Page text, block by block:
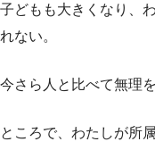
子どもも大きくなり、
れない。
今さら人と比べて無理
ところで、わたしが所